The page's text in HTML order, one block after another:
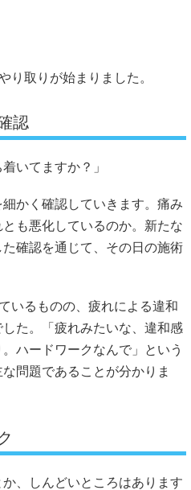
り取りが始まりました。
認
いてますか？」
かく確認していきます。痛み
も悪化しているのか。新たな
確認を通じて、その日の施術
いるものの、疲れによる違和
た。「疲れみたいな、違和感
ハードワークなんで」という
問題であることが分かりま
か、しんどいところはあります